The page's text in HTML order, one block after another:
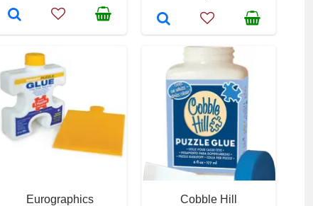
Eurographics Cobble Hill